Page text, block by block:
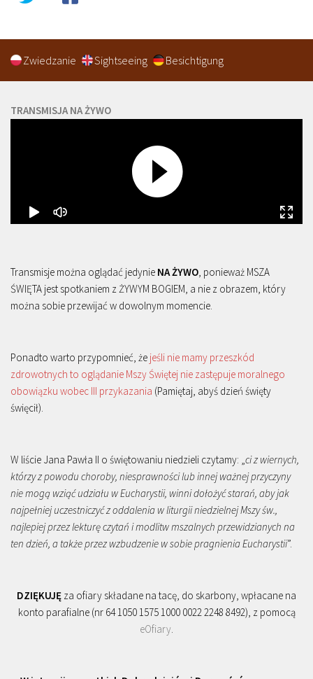
Zwiedzanie Sightseeing Besichtigung
TRANSMISJA NA ŻYWO
Transmisje można oglądać jedynie NA ŻYWO , ponieważ MSZA
ŚWIĘTA jest spotkaniem z ŻYWYM BOGIEM, a nie z obrazem, który
można sobie przewijać w dowolnym momencie.
Ponadto warto przypomnieć, że jeśli nie mamy przeszkód
zdrowotnych to oglądanie Mszy Świętej nie zastępuje moralnego
obowiązku wobec III przykazania (Pamiętaj, abyś dzień święty
święcił).
W liście Jana Pawła II o świętowaniu niedzieli czytamy: „ ci z wiernych,
którzy z powodu choroby, niesprawności lub innej ważnej przyczyny
nie mogą wziąć udziału w Eucharystii, winni dołożyć starań, aby jak
najpełniej uczestniczyć z oddalenia w liturgii niedzielnej Mszy św.,
najlepiej przez lekturę czytań i modlitw mszalnych przewidzianych na
ten dzień, a także przez wzbudzenie w sobie pragnienia Eucharystii”.
DZIĘKUJĘ za ofiary składane na tacę, do skarbony, wpłacane na
konto parafialne (nr 64 1050 1575 1000 0022 2248 8492), z pomocą
eOfiary